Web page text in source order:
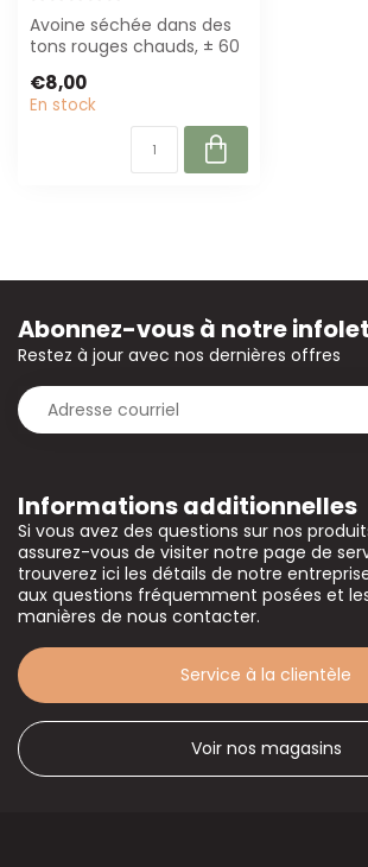
Avoine séchée dans des
tons rouges chauds, ± 60
bouquet....
€8,00
En stock
Informations additionnelles
Si vous avez des questions sur nos
assurez-vous de visiter notre page de
trouverez ici les détails de notre
aux questions fréquemment posées et
manières de nous contacter.
Service à la clientèle
Voir nos magasins
Abonnez-vous à notre
Restez à jour avec nos dernières offres